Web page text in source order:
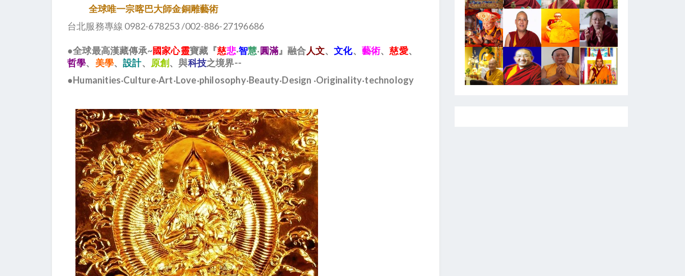
全球唯一宗喀巴大師金銅雕藝術
台北服務專線 0982-678253 /002-886-27196686
●全球最高漢藏傳承~國家心靈寶藏『慈悲‧智慧‧圓滿 』融合人文、文化、 藝術、慈愛、
哲學、 美學、設計、 原創 、與科技之境界--
●Humanities‧Culture‧Art‧Love‧philosophy‧Beauty‧Design ‧Originality‧technology